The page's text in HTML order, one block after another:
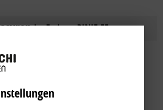
im Farbton PINIE 55